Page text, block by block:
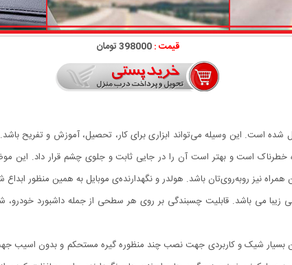
قیمت :398000 تومان
است. این وسیله می‌تواند ابزاری برای کار، تحصیل، آموزش و تفریح
است و بهتر است آن را در جایی ثابت و جلوی چشم قرار داد. این
نیز روبه‌روی‌تان باشد. هولدر و نگهدارنده‌ی موبایل به همین منظور
360 درجه ای مخصوص ماشین بسیار شیک و کاربردی جهت نصب چند منظوره گیره مستحکم